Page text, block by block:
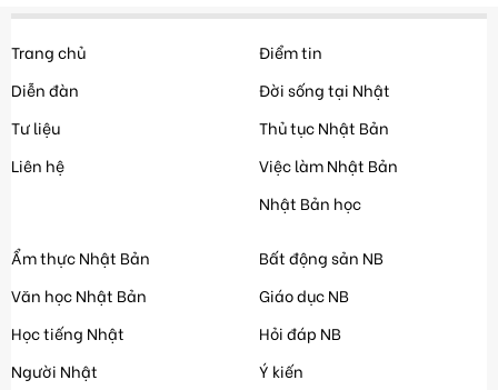
Trang chủ
Diễn đàn
Tư liệu
Liên hệ
Điểm tin
Đời sống tại Nhật
Thủ tục Nhật Bản
Việc làm Nhật Bản
Nhật Bản học
Ẩm thực Nhật Bản
Văn học Nhật Bản
Học tiếng Nhật
Người Nhật
Bất động sản NB
Giáo dục NB
Hỏi đáp NB
Ý kiến